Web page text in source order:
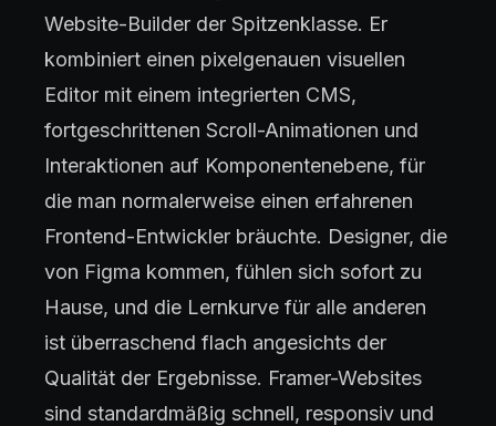
Website-Builder der Spitzenklasse. Er
kombiniert einen pixelgenauen visuellen
Editor mit einem integrierten CMS,
fortgeschrittenen Scroll-Animationen und
Interaktionen auf Komponentenebene, für
die man normalerweise einen erfahrenen
Frontend-Entwickler bräuchte. Designer, die
von Figma kommen, fühlen sich sofort zu
Hause, und die Lernkurve für alle anderen
ist überraschend flach angesichts der
Qualität der Ergebnisse. Framer-Websites
sind standardmäßig schnell, responsiv und